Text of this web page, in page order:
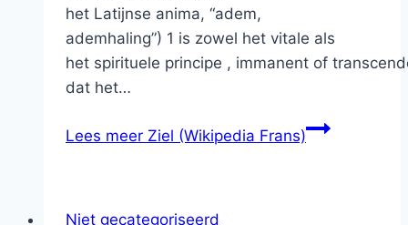
het Latijnse anima, “adem,
ademhaling”) 1 is zowel het vitale als
het spirituele principe , immanent of
dat het…
Lees meer Ziel (Wikipedia Frans)
Niet gecategoriseerd